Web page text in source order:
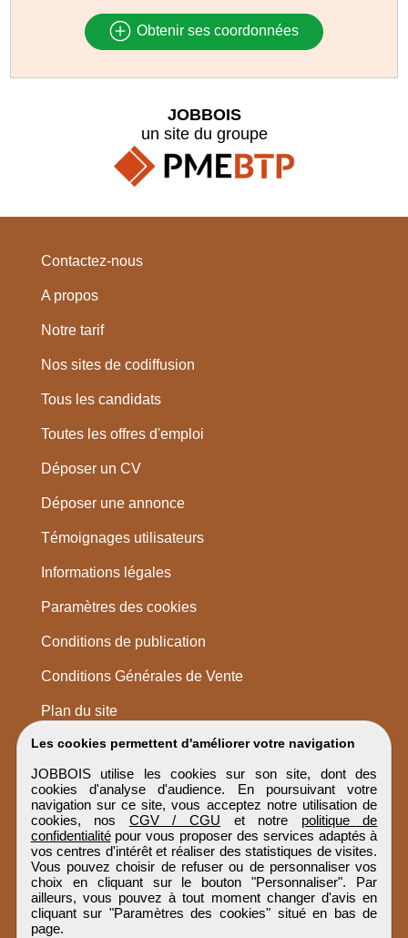
Obtenir ses coordonnées
Les cookies permettent d'améliorer votre navigation
JOBBOIS utilise les cookies sur son site, dont des
cookies d'analyse d'audience. En poursuivant votre
navigation sur ce site, vous acceptez notre utilisation de
cookies, nos CGV / CGU et notre politique de
confidentialitépour vous proposer des services adaptés à
vos centres d'intérêt et réaliser des statistiques de visites.
Vous pouvez choisir de refuser ou de personnaliser vos
choix en cliquant sur le bouton "Personnaliser". Par
ailleurs, vous pouvez à tout moment changer d'avis en
cliquant sur "Paramètres des cookies" situé en bas de
page.
JOBBOIS
un site du groupe
Contactez-nous
A propos
Notre tarif
Nos sites de codiffusion
Tous les candidats
Toutes les offres d'emploi
Déposer un CV
Déposer une annonce
Témoignages utilisateurs
Informations légales
Paramètres des cookies
Conditions de publication
Conditions Générales de Vente
Plan du site